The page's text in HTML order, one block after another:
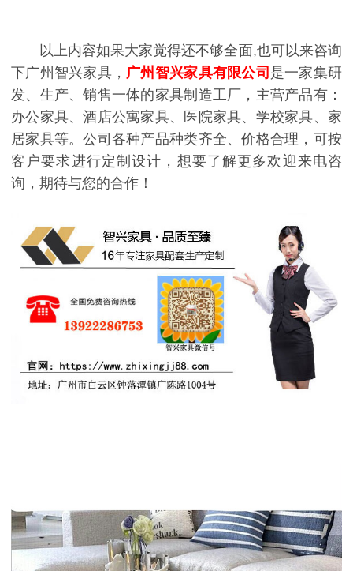
以上内容如果大家觉得还不够全面,也可以来咨询
下广州智兴家具， 广州智兴家具有限公司 是一家集研
发、生产、销售一体的家具制造工厂，主营产品有：
办公家具、酒店公寓家具、医院家具、学校家具、家
居家具等。公司各种产品种类齐全、价格合理，可按
客户要求进行定制设计，想要了解更多欢迎来电咨
询，期待与您的合作！